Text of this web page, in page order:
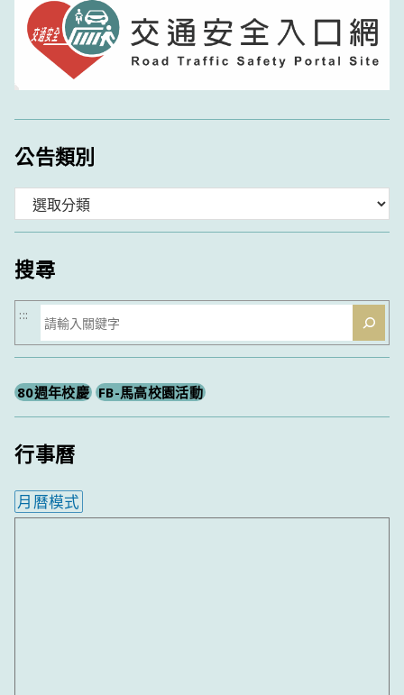
公告類別
類
搜尋
搜
尋
:::
80週年校慶 FB-馬高校園活動
行事曆
月曆模式